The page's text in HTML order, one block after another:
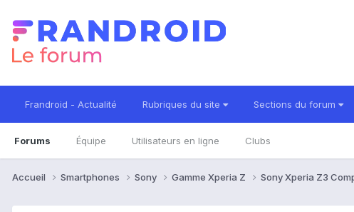
Frandroid - Actualité Rubriques du site Sections du forum
Forums Équipe Utilisateurs en ligne Clubs
Accueil Smartphones Sony Gamme Xperia Z Sony Xperia Z3